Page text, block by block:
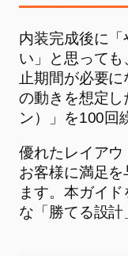
内装完成後に
い」と思って
止期間が必要
の動きを想定し
ン）」を100回
優れたレイアウ
お客様に満足
ます。本ガイ
な「勝てる設計